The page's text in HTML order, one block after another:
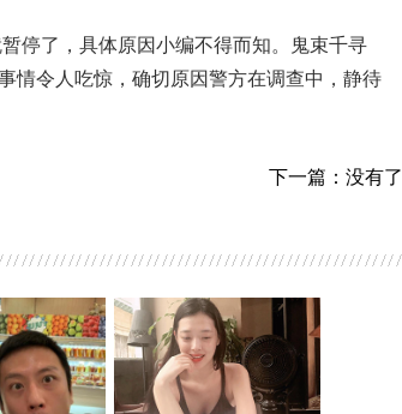
停了，具体原因小编不得而知。鬼束千寻
情令人吃惊，确切原因警方在调查中，静待
下一篇：没有了